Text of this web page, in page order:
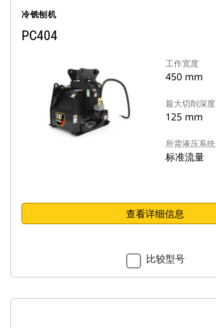
冷铣刨机
PC404
工作宽度
450 mm
最大切削深度
125 mm
所需液压系统
标准流量
查看详细信息
比较型号